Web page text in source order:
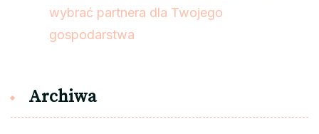
wybrać partnera dla Twojego
gospodarstwa
Archiwa